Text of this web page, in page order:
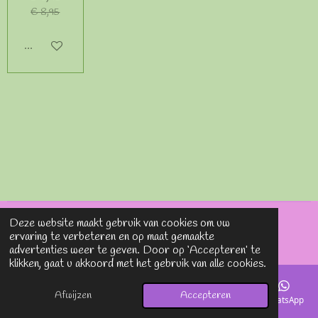
Deze website maakt gebruik van cookies om uw
ervaring te verbeteren en op maat gemaakte
advertenties weer te geven. Door op ‘Accepteren’ te
klikken, gaat u akkoord met het gebruik van alle cookies.
Afwijzen Accepteren
€ 8,95
In winkelwagen
© 2020 - 2026 Lavieenrosesjewels
Powered byJouwWeb
E-mailadres Telefoonnummer Kaart Instagram WhatsApp